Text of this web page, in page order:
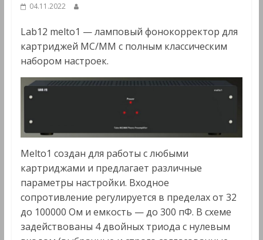
04.11.2022
Lab12 melto1 — ламповый фонокорректор для
картриджей MC/MM с полным классическим
набором настроек.
Melto1 создан для работы с любыми
картриджами и предлагает различные
параметры настройки. Входное
сопротивление регулируется в пределах от 32
до 100000 Ом и емкость — до 300 пФ. В схеме
задействованы 4 двойных триода с нулевым